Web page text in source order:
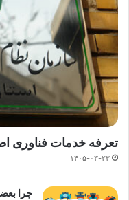
تعرفه خدمات فناوری
۱۴۰۵-۰۳-۲۳
چرا